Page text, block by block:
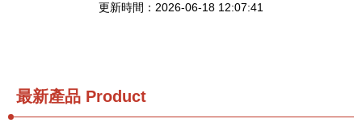
更新時間：2026-06-18 12:07:41
最新產品 Product